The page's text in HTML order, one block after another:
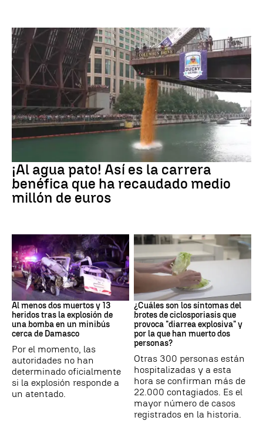
¡Al agua pato! Así es la carrera
benéfica que ha recaudado medio
millón de euros
SIRIA
Al menos dos muertos y 13
heridos tras la explosión de
una bomba en un minibús
cerca de Damasco
Por el momento, las
autoridades no han
determinado oficialmente
si la explosión responde a
un atentado.
Brote
¿Cuáles son los síntomas del
brotes de ciclosporiasis que
provoca "diarrea explosiva" y
por la que han muerto dos
personas?
Otras 300 personas están
hospitalizadas y a esta
hora se confirman más de
22.000 contagiados. Es el
mayor número de casos
registrados en la historia.